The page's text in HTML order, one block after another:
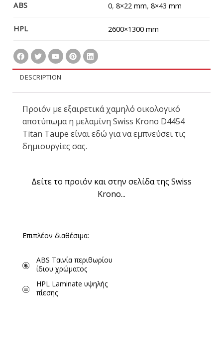
ABS 0,8×22 mm,8×43 mm
HPL 2600×1300 mm
DESCRIPTION
Προιόν με εξαιρετικά χαμηλό οικολογικό
αποτύπωμα η μελαμίνη Swiss Krono D4454
Titan Taupe είναι εδώ για να εμπνεύσει τις
δημιουργίες σας.
Δείτε το προιόν και στην σελίδα της Swiss
Krono...
Επιπλέον διαθέσιμα:
ABS Ταινία περιθωρίου
ίδιου χρώματος
HPL Laminate υψηλής
πίεσης